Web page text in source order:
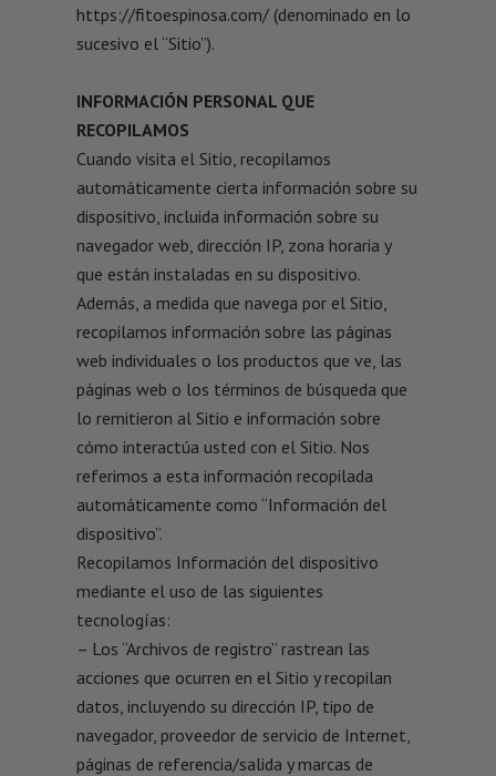
https://fitoespinosa.com/ (denominado en lo
sucesivo el “Sitio”).
INFORMACIÓN PERSONAL QUE
RECOPILAMOS
Cuando visita el Sitio, recopilamos
automáticamente cierta información sobre su
dispositivo, incluida información sobre su
navegador web, dirección IP, zona horaria y
que están instaladas en su dispositivo.
Además, a medida que navega por el Sitio,
recopilamos información sobre las páginas
web individuales o los productos que ve, las
páginas web o los términos de búsqueda que
lo remitieron al Sitio e información sobre
cómo interactúa usted con el Sitio. Nos
referimos a esta información recopilada
automáticamente como “Información del
dispositivo”.
Recopilamos Información del dispositivo
mediante el uso de las siguientes
tecnologías:
– Los “Archivos de registro” rastrean las
acciones que ocurren en el Sitio y recopilan
datos, incluyendo su dirección IP, tipo de
navegador, proveedor de servicio de Internet,
páginas de referencia/salida y marcas de